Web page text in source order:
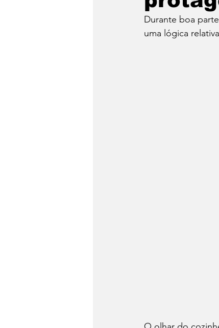
Drinks
Durante boa
uma lógica